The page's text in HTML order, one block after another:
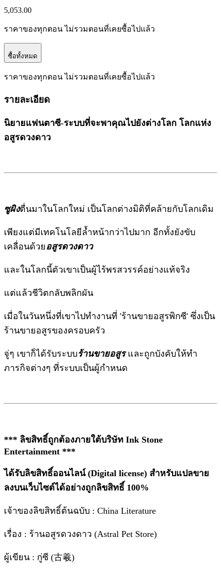
5,053.00
ราคาของทุกตอน ไม่รวมตอนที่เคยซื้อไปแล้ว
ซื้อทั้งหมด
ราคาของทุกตอน ไม่รวมตอนที่เคยซื้อไปแล้ว
รายละเอียด
นิยายแฟนตาซี-ระบบที่จะพาคุณไปยังต่างโลก โลกแห่ง
อสูรดวงดาว
ซูผิงตื่นมาในโลกใหม่ เป็นโลกต่างมิติที่คล้ายกับโลกเดิม
เพียงแต่มีเทคโนโลยีล้ำหน้ากว่าไปมาก อีกทั้งยังขับ
เคลื่อนด้วย อสูรดวงดาว
และในโลกนี้ตัวเขาเป็นผู้ไร้พรสวรรค์อย่างแท้จริง
แต่แล้วชีวิตกลับพลิกผัน
เมื่อในวันหนึ่งที่เขาไปทำงานที่ 'ร้านขายอสูรพิกซี' ซึ่งเป็น
ร้านขายอสูรของครอบครัว
จู่ๆ เขาก็ได้รับระบบร้านขายอสูรและถูกบังคับให้ทำ
ภารกิจต่างๆ ที่ระบบเป็นผู้กำหนด
*** ลิขสิทธิ์ถูกต้องภายใต้บริษัท Ink Stone
Entertainment ***
ได้รับลิขสิทธิ์ออนไลน์ (Digital license) สำหรับแปลขาย
ลงบนเว็บไซต์ได้อย่างถูกลิขสิทธิ์ 100%
เจ้าของลิขสิทธิ์ต้นฉบับ : China Literature
เรื่อง : ร้านอสูรดวงดาว (Astral Pet Store)
ผู้เขียน : กู่ซี (古羲)